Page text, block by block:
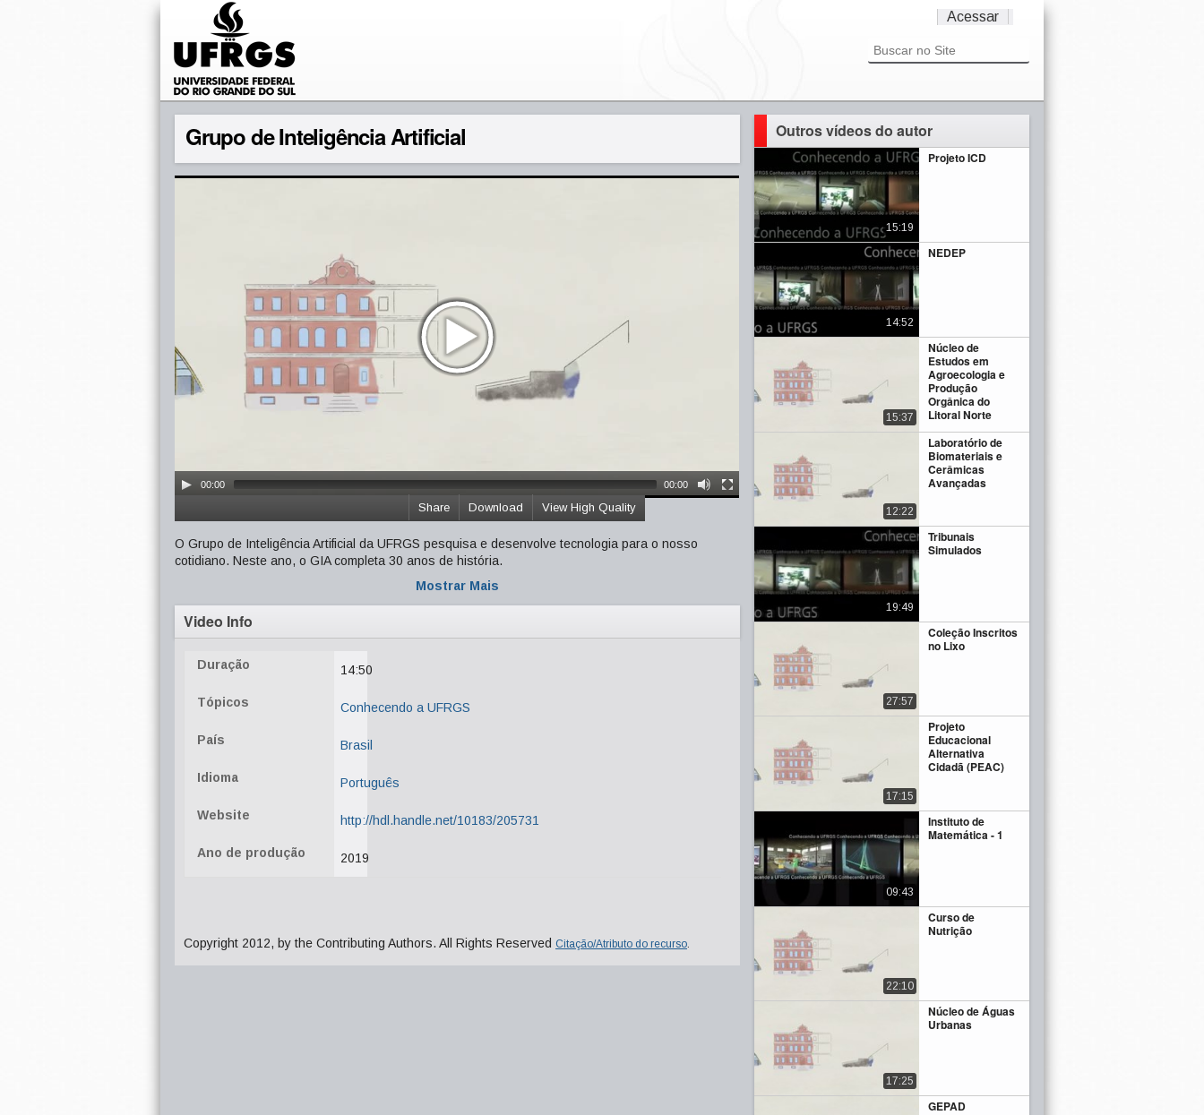
Acessar
Grupo de Inteligência Artificial
00:00 00:00
View High Quality
Download
Share
O Grupo de Inteligência Artificial da UFRGS pesquisa e desenvolve tecnologia para o nosso
cotidiano. Neste ano, o GIA completa 30 anos de história.
Mostrar Mais
Video Info
Duração 14:50
Tópicos Conhecendo a UFRGS
País Brasil
Idioma Português
Website http://hdl.handle.net/10183/205731
Ano de produção 2019
Copyright 2012, by the Contributing Authors. All Rights Reserved Citação/Atributo do recurso.
Outros vídeos do autor
Projeto ICD
15:19
NEDEP
14:52
Núcleo de
Estudos em
Agroecologia e
Produção
Orgânica do
Litoral Norte
15:37
Laboratório de
Biomateriais e
Cerâmicas
Avançadas
12:22
Tribunais
Simulados
19:49
Coleção Inscritos
no Lixo
27:57
Projeto
Educacional
Alternativa
Cidadã (PEAC)
17:15
Instituto de
Matemática - 1
09:43
Curso de
Nutrição
22:10
Núcleo de Águas
Urbanas
17:25
GEPAD